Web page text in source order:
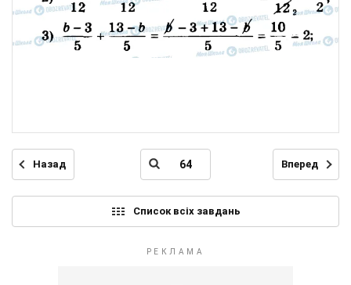
Назад Вперед
Список всіх завдань